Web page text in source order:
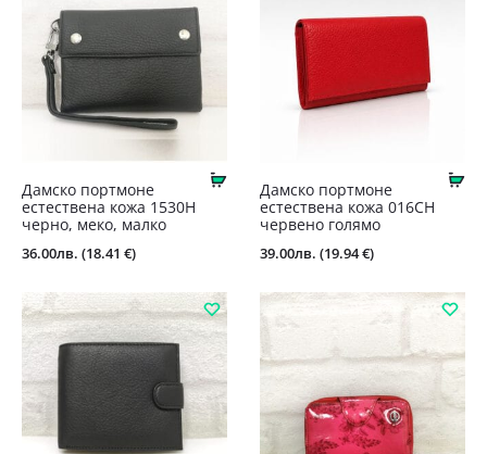
Купи
Дамско портмоне
естествена кожа 1530Н
черно, меко, малко
36.00лв. (18.41 €)
Дамско портмоне
естествена кожа 016CH
червено голямо
39.00лв. (19.94 €)